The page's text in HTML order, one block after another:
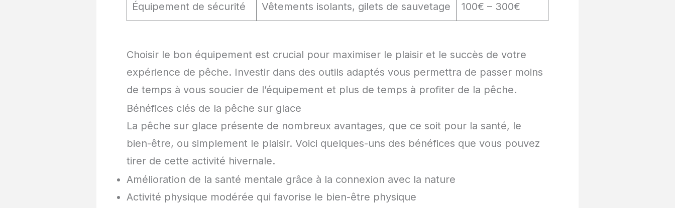
Équipement de sécurité Vêtements isolants, gilets de sauvetage 100€ – 300€
Choisir le bon équipement est crucial pour maximiser le plaisir et le succès de votre
expérience de pêche. Investir dans des outils adaptés vous permettra de passer moins
de temps à vous soucier de l’équipement et plus de temps à profiter de la pêche.
Bénéfices clés de la pêche sur glace
La pêche sur glace présente de nombreux avantages, que ce soit pour la santé, le
bien-être, ou simplement le plaisir. Voici quelques-uns des bénéfices que vous pouvez
tirer de cette activité hivernale.
Amélioration de la santé mentale grâce à la connexion avec la nature
Activité physique modérée qui favorise le bien-être physique